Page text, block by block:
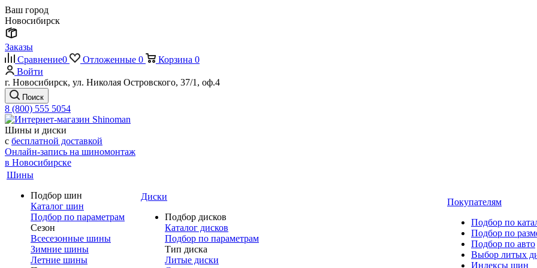
Ваш город
Новосибирск
Заказы
Сравнение0 Отложенные 0 Корзина 0
Войти
г. Новосибирск, ул. Николая Островского, 37/1, оф.4
Поиск
8 (800) 555 5054
Шины и диски
с бесплатной доставкой
Онлайн-запись на шиномонтаж
в Новосибирске
Шины
Подбор шин
Каталог шин
Подбор по параметрам
Сезон
Всесезонные шины
Зимние шины
Летние шины
Диски
Подбор дисков
Каталог дисков
Подбор по параметрам
Тип диска
Литые диски
Покупателям
Подбор по
Подбор по
Подбор по авто
Выбор литых
Индексы шин